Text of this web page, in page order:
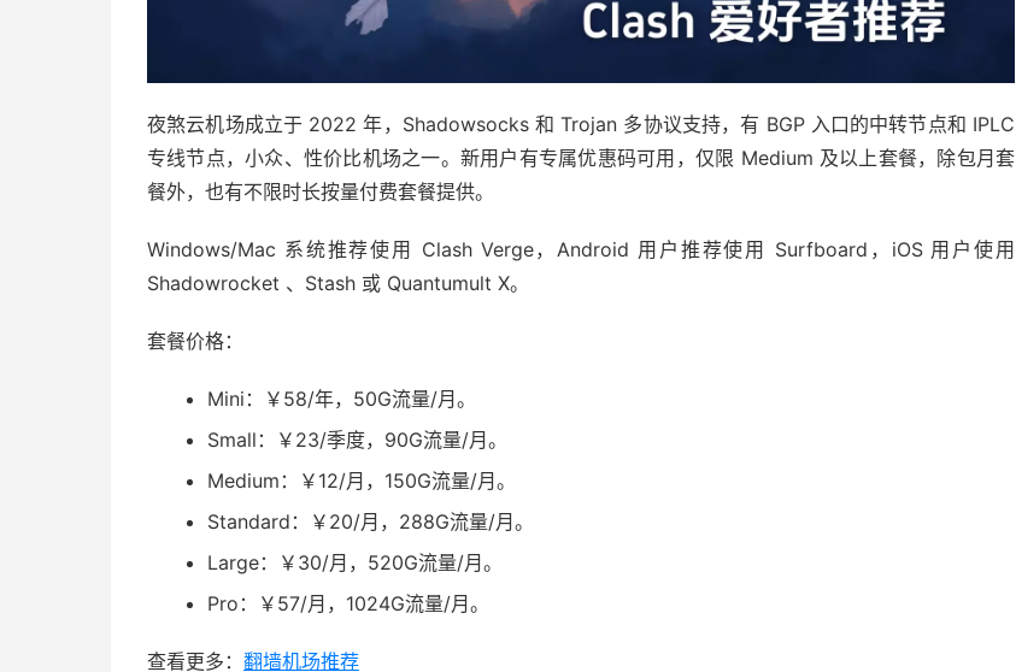
夜煞云机场成立于 2022 年，Shadowsocks 和 Trojan 多协议支持，有 BGP 入口的中转节点和 IPLC
专线节点，小众、性价比机场之一。新用户有专属优惠码可用，仅限 Medium 及以上套餐，除包月套
餐外，也有不限时长按量付费套餐提供。
Windows/Mac 系统推荐使用 Clash Verge，Android 用户推荐使用 Surfboard，iOS 用户使用
Shadowrocket 、Stash 或 Quantumult X。
套餐价格：
Mini：￥58/年，50G流量/月。
Small：￥23/季度，90G流量/月。
Medium：￥12/月，150G流量/月。
Standard：￥20/月，288G流量/月。
Large：￥30/月，520G流量/月。
Pro：￥57/月，1024G流量/月。
查看更多： 翻墙机场推荐